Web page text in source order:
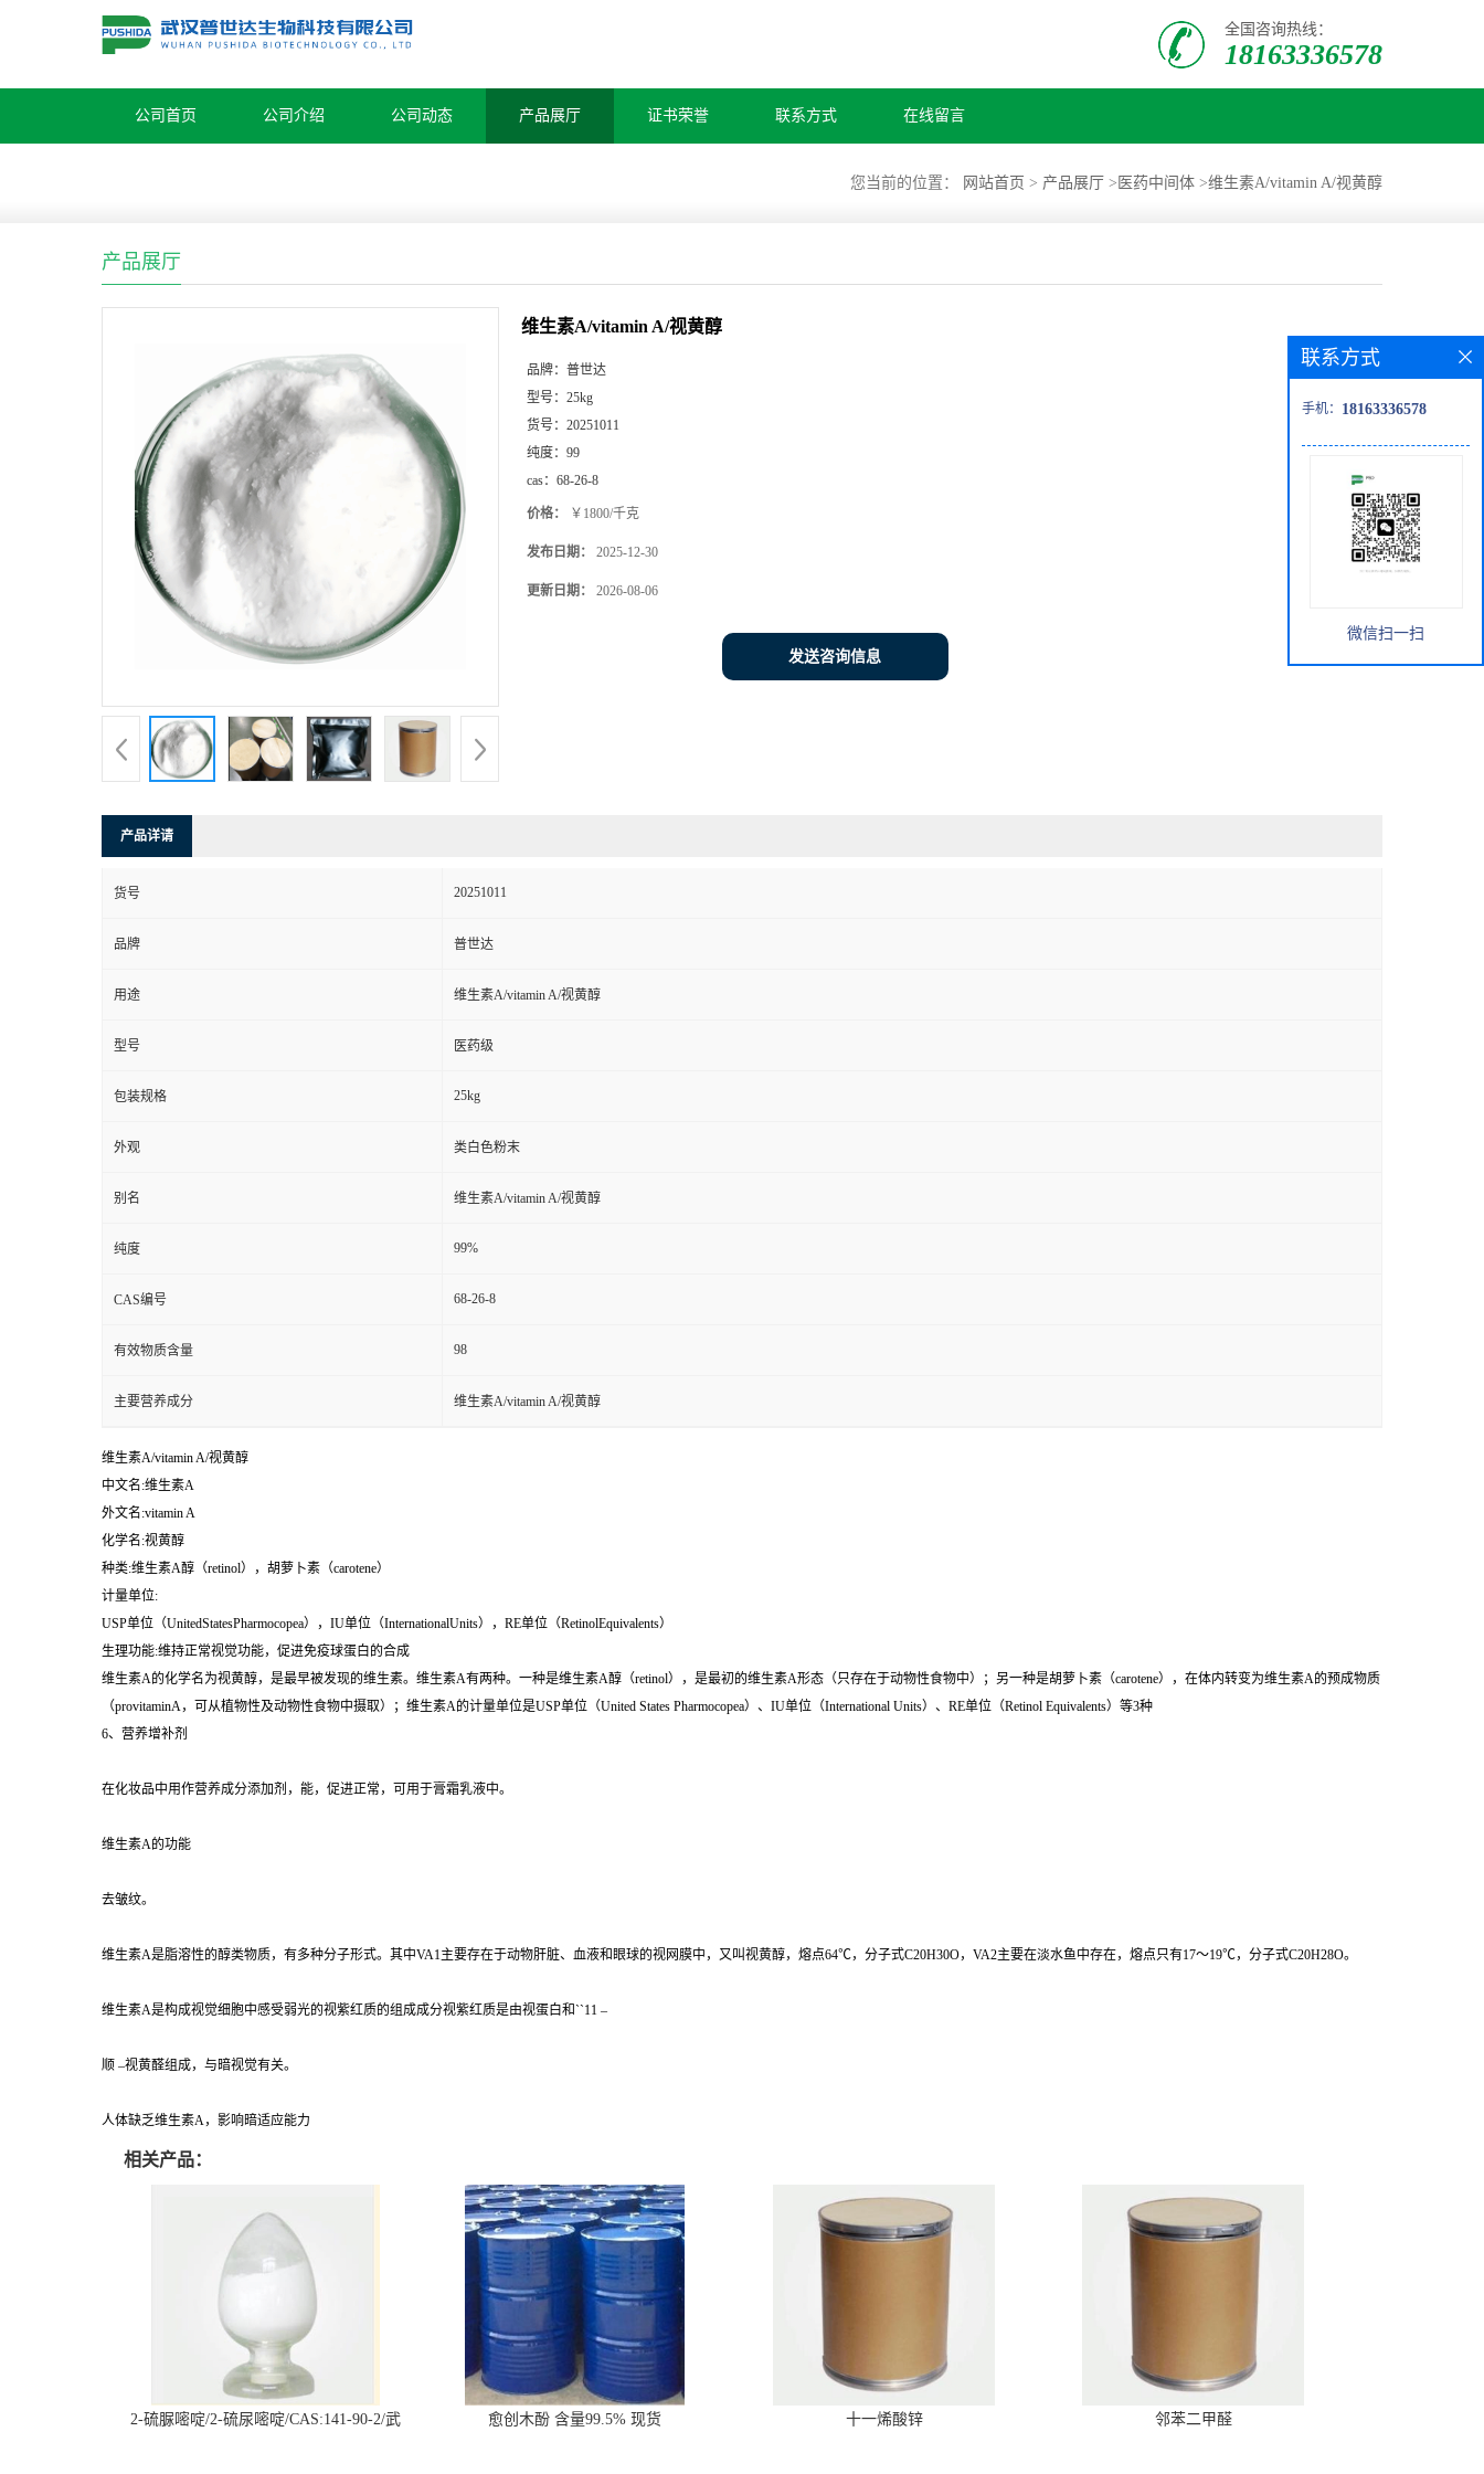
全国咨询热线：
18163336578
公司首页 公司介绍 公司动态 产品展厅 证书荣誉 联系方式 在线留言
您当前的位置： 网站首页 > 产品展厅 > 医药中间体 >维生素A/vitamin A/视黄醇
产品展厅
维生素A/vitamin A/视黄醇
品牌： 普世达
型号： 25kg
货号： 20251011
纯度： 99
cas： 68-26-8
价格： ￥1800/千克
发布日期： 2025-12-30
更新日期： 2026-08-06
发送咨询信息
产品详请
货号 20251011
品牌 普世达
用途 维生素A/vitamin A/视黄醇
型号 医药级
包装规格 25kg
外观 类白色粉末
别名 维生素A/vitamin A/视黄醇
纯度 99%
CAS编号 68-26-8
有效物质含量 98
主要营养成分 维生素A/vitamin A/视黄醇
维生素A/vitamin A/视黄醇
中文名:维生素A
外文名:vitamin A
化学名:视黄醇
种类:维生素A醇（retinol），胡萝卜素（carotene）
计量单位:
USP单位（UnitedStatesPharmocopea），IU单位（InternationalUnits），RE单位（RetinolEquivalents）
生理功能:维持正常视觉功能，促进免疫球蛋白的合成
维生素A的化学名为视黄醇，是最早被发现的维生素。维生素A有两种。一种是维生素A醇（retinol），是最初的维生素A形态（只存在于动物性食物中）；另一种是胡萝卜素（carotene），在体内转变为维生素A的预成物质
（provitaminA，可从植物性及动物性食物中摄取）；维生素A的计量单位是USP单位（United States Pharmocopea）、IU单位（International Units）、RE单位（Retinol Equivalents）等3种
6、营养增补剂
在化妆品中用作营养成分添加剂，能，促进正常，可用于膏霜乳液中。
维生素A的功能
去皱纹。
维生素A是脂溶性的醇类物质，有多种分子形式。其中VA1主要存在于动物肝脏、血液和眼球的视网膜中，又叫视黄醇，熔点64℃，分子式C20H30O，VA2主要在淡水鱼中存在，熔点只有17～19℃，分子式C20H28O。
维生素A是构成视觉细胞中感受弱光的视紫红质的组成成分视紫红质是由视蛋白和``11 –
顺 –视黄醛组成，与暗视觉有关。
人体缺乏维生素A，影响暗适应能力
相关产品：
2-硫脲嘧啶/2-硫尿嘧啶/CAS:141-90-2/武
愈创木酚 含量99.5% 现货 十一烯酸锌 邻苯二甲醛
联系方式
手机： 18163336578
微信扫一扫